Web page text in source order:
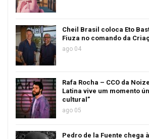
Cheil Brasil coloca Eto
Fiuza no comando da
ago 04
Rafa Rocha – CCO da
Latina vive um momento
cultural”
ago 05
Pedro de la Fuente chega